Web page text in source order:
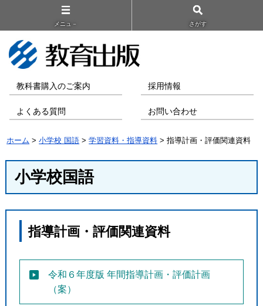
メニュ－ さがす
教科書購入のご案内 採用情報
よくある質問 お問い合わせ
ホーム >小学校 国語 >学習資料・指導資料 > 指導計画・評価関連資料
小学校国語
指導計画・評価関連資料
令和６年度版 年間指導計画・評価計画
（案）